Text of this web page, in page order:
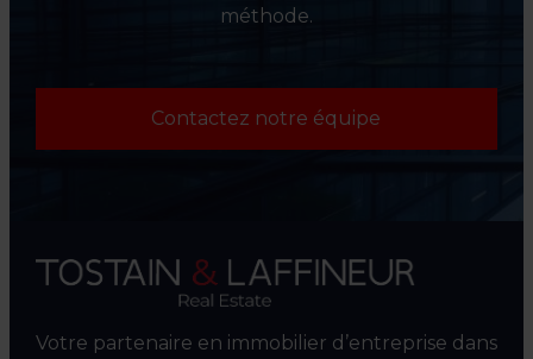
méthode.
Contactez notre équipe
Votre partenaire en immobilier d’entreprise dans